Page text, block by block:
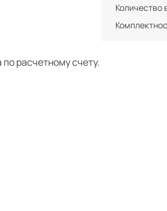
Количество
расчетному счету.